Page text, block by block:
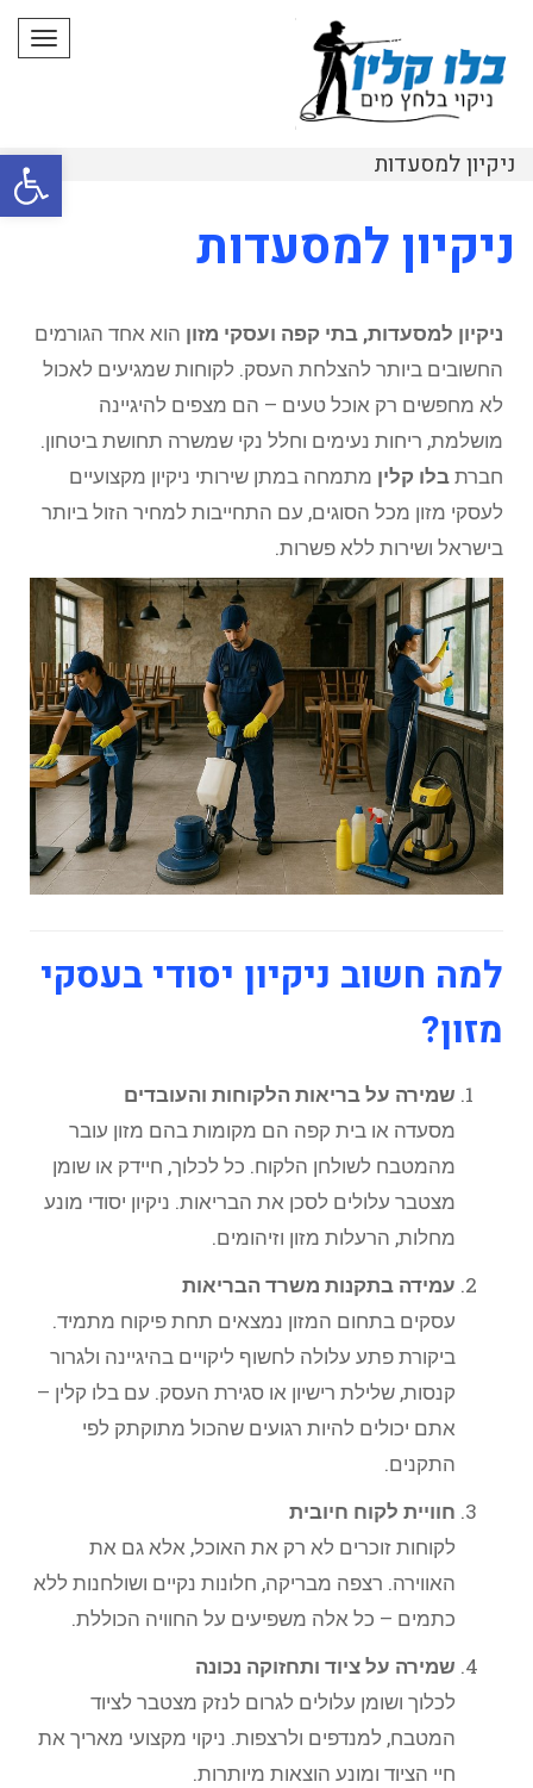
פתח ניקיון למסעדות
ניקיון למסעדות
ניקיון למסעדות, בתי קפה ועסקי מזון הוא אחד הגורמים
החשובים ביותר להצלחת העסק. לקוחות שמגיעים לאכול
לא מחפשים רק אוכל טעים – הם מצפים להיגיינה
מושלמת, ריחות נעימים וחלל נקי שמשרה תחושת ביטחון.
חברתבלו קלין מתמחה במתן שירותי ניקיון מקצועיים
לעסקי מזון מכל הסוגים, עם התחייבות למחיר הזול ביותר
בישראל ושירות ללא פשרות.
למה חשוב ניקיון יסודי בעסקי
מזון?
שמירה על בריאות הלקוחות והעובדים
מסעדה או בית קפה הם מקומות בהם מזון עובר
מהמטבח לשולחן הלקוח. כל לכלוך, חיידק או שומן
מצטבר עלולים לסכן את הבריאות. ניקיון יסודי מונע
מחלות, הרעלות מזון וזיהומים.
עמידה בתקנות משרד הבריאות
עסקים בתחום המזון נמצאים תחת פיקוח מתמיד.
ביקורת פתע עלולה לחשוף ליקויים בהיגיינה ולגרור
קנסות, שלילת רישיון או סגירת העסק. עם בלו קלין –
אתם יכולים להיות רגועים שהכול מתוקתק לפי
התקנים.
חוויית לקוח חיובית
לקוחות זוכרים לא רק את האוכל, אלא גם את
האווירה. רצפה מבריקה, חלונות נקיים ושולחנות ללא
כתמים – כל אלה משפיעים על החוויה הכוללת.
שמירה על ציוד ותחזוקה נכונה
לכלוך ושומן עלולים לגרום לנזק מצטבר לציוד
המטבח, למנדפים ולרצפות. ניקוי מקצועי מאריך את
חיי הציוד ומונע הוצאות מיותרות.